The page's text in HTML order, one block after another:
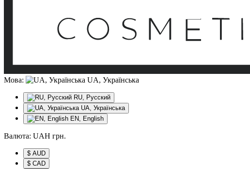
Мова: UA, Українська
RU, Русский
UA, Українська
EN, English
Валюта: UAH грн.
$ AUD
$ CAD